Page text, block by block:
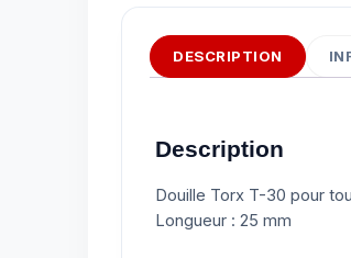
DESCRIPTION
Description
Douille Torx T-30 pour
Longueur : 25 mm